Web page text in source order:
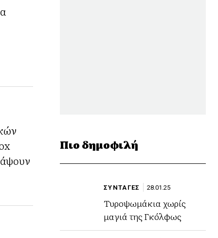
Πιο δημοφιλή
ΣΥΝΤΑΓΕΣ 28.01.25
Τυροψωμάκια χωρίς
μαγιά της Γκόλφως